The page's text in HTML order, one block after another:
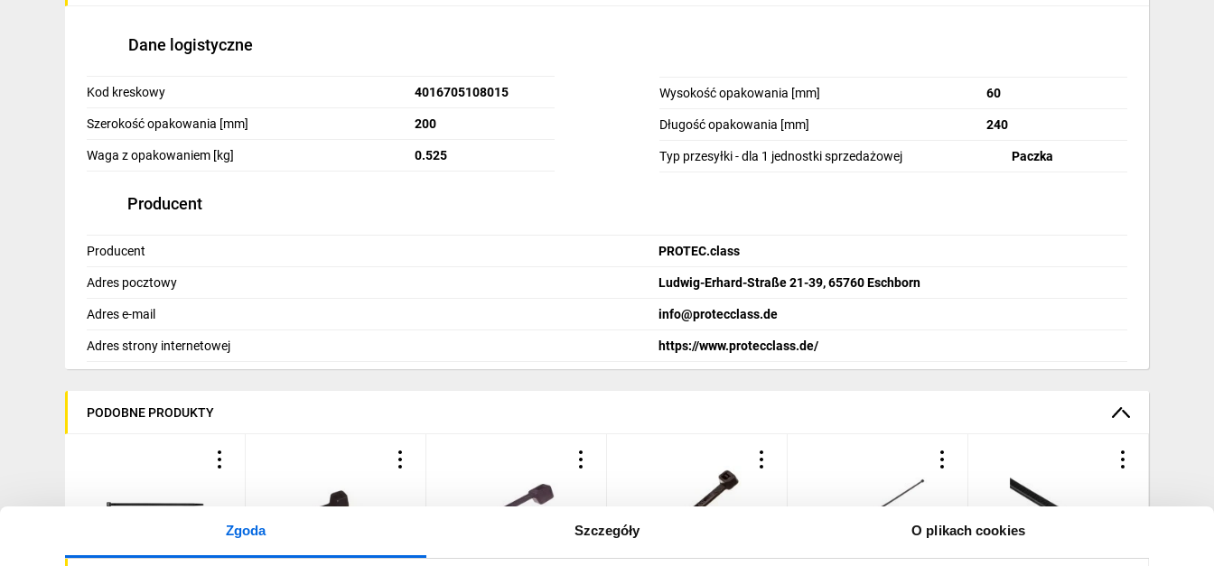
Zgoda Szczegóły O plikach cookies
Odzież ochronna i BHP
Inne
Budowa i Remont
Elektronika
Smart home
Telewizja naziemna i satelitarna
Wentylacja i rekuperacja
Dane logistyczne
Kod kreskowy 4016705108015
Szerokość opakowania [mm] 200
Waga z opakowaniem [kg] 0.525
Wysokość opakowania [mm] 60
Długość opakowania [mm] 240
Typ przesyłki - dla 1 jednostki sprzedażowej Paczka
Producent
Producent PROTEC.class
Adres pocztowy Ludwig-Erhard-Straße 21-39, 65760 Eschborn
Adres e-mail info@protecclass.de
Adres strony internetowej https://www.protecclass.de/
PODOBNE PRODUKTY